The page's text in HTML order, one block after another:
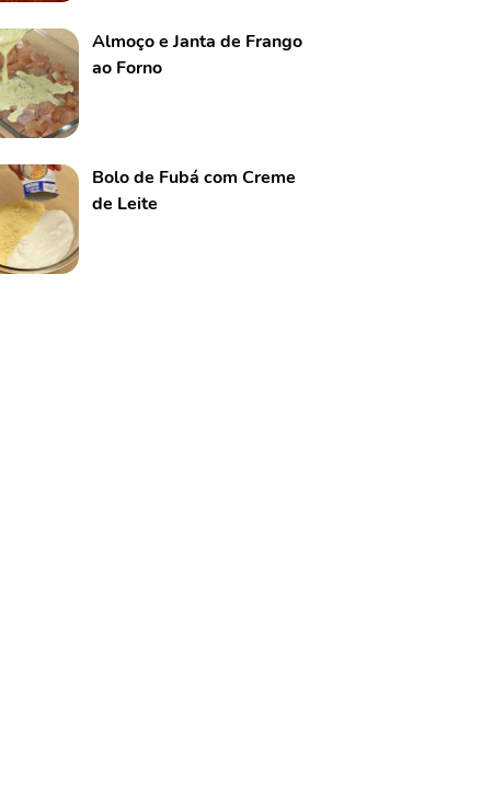
Almoço e Janta de Frango
ao Forno
Bolo de Fubá com Creme
de Leite